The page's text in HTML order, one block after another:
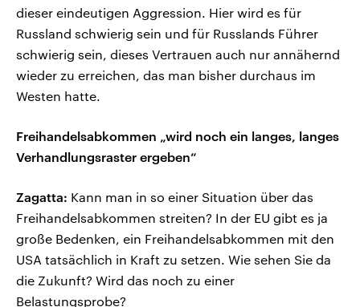
dieser eindeutigen Aggression. Hier wird es für
Russland schwierig sein und für Russlands Führer
schwierig sein, dieses Vertrauen auch nur annähernd
wieder zu erreichen, das man bisher durchaus im
Westen hatte.
Freihandelsabkommen „wird noch ein langes, langes
Verhandlungsraster ergeben“
Zagatta: Kann man in so einer Situation über das
Freihandelsabkommen streiten? In der EU gibt es ja
große Bedenken, ein Freihandelsabkommen mit den
USA tatsächlich in Kraft zu setzen. Wie sehen Sie da
die Zukunft? Wird das noch zu einer
Belastungsprobe?